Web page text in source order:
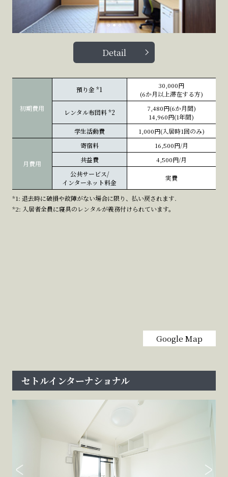
Detail
初期費用
預り金*1
30,000円
(6か月以上滞在する方)
レンタル布団料*2
7,480円(6か月間)
14,960円(1年間)
学生活動費
1,000円(入居時1回のみ)
月費用
寄宿料
16,500円/月
共益費
4,500円/月
公共サービス/
インターネット料金
実費
*1: 退去時に破損や故障がない場合に限り、払い戻されます.
*2: 入居者全員に寝具のレンタルが義務付けられています。
Google Map
セトルインターナショナル